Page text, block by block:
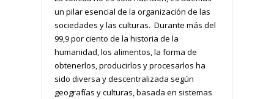
un pilar esencial de la organización de las
sociedades y las culturas. Durante más del
99,9 por ciento de la historia de la
humanidad, los alimentos, la forma de
obtenerlos, producirlos y procesarlos ha
sido diversa y descentralizada según
geografías y culturas, basada en sistemas